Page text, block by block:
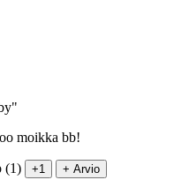
moikka bb!
(1) +1 + Arvio